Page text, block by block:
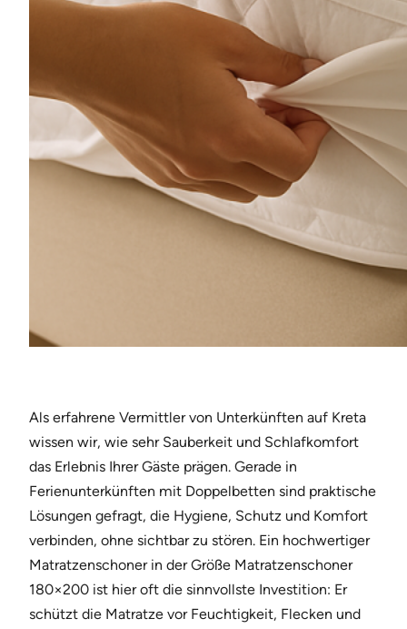
Als erfahrene Vermittler von Unterkünften auf Kreta
wissen wir, wie sehr Sauberkeit und Schlafkomfort
das Erlebnis Ihrer Gäste prägen. Gerade in
Ferienunterkünften mit Doppelbetten sind praktische
Lösungen gefragt, die Hygiene, Schutz und Komfort
verbinden, ohne sichtbar zu stören. Ein hochwertiger
Matratzenschoner in der Größe Matratzenschoner
180×200 ist hier oft die sinnvollste Investition: Er
schützt die Matratze vor Feuchtigkeit, Flecken und